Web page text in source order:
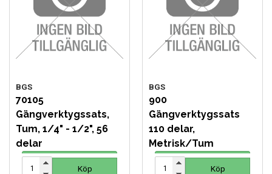
BGS
70105
Gängverktygssats,
Tum, 1/4" - 1/2", 56
delar
1 116 SEK
Köp
BGS
900
Gängverktygssats
110 delar,
Metrisk/Tum
2 061 SEK
Köp